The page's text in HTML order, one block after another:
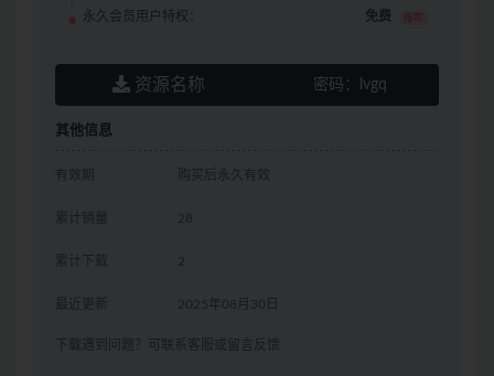
永久会员用户特权： 免费 推荐
资源名称 密码： lvgq
其他信息
有效期 购买后永久有效
累计销量 28
累计下载 2
最近更新 2025年08月30日
下载遇到问题？可联系客服或留言反馈